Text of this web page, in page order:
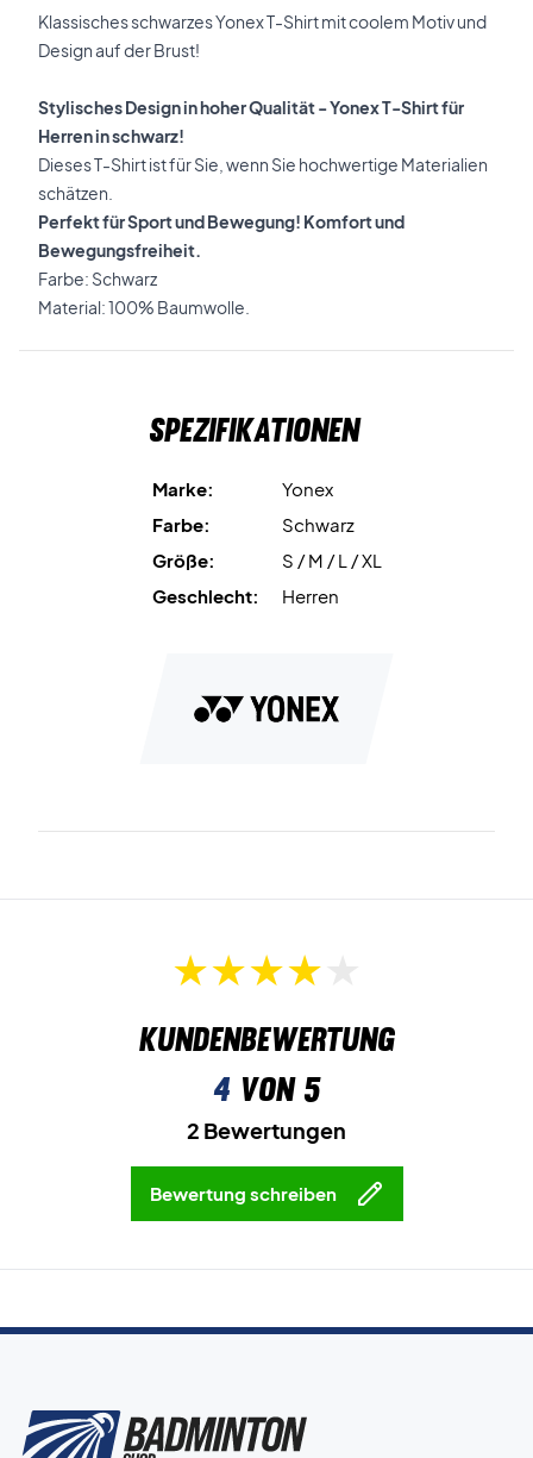
Klassisches schwarzes Yonex T-Shirt mit coolem Motiv und
Design auf der Brust!
Stylisches Design in hoher Qualität - Yonex T-Shirt für
Herren in schwarz!
Dieses T-Shirt ist für Sie, wenn Sie hochwertige Materialien
schätzen.
Perfekt für Sport und Bewegung! Komfort und
Bewegungsfreiheit.
Farbe: Schwarz
Material: 100% Baumwolle.
Spezifikationen
Marke:
Yonex
Farbe:
Schwarz
Größe:
S / M / L / XL
Geschlecht:
Herren
Kundenbewertung
4 von 5
2 Bewertungen
Bewertung schreiben